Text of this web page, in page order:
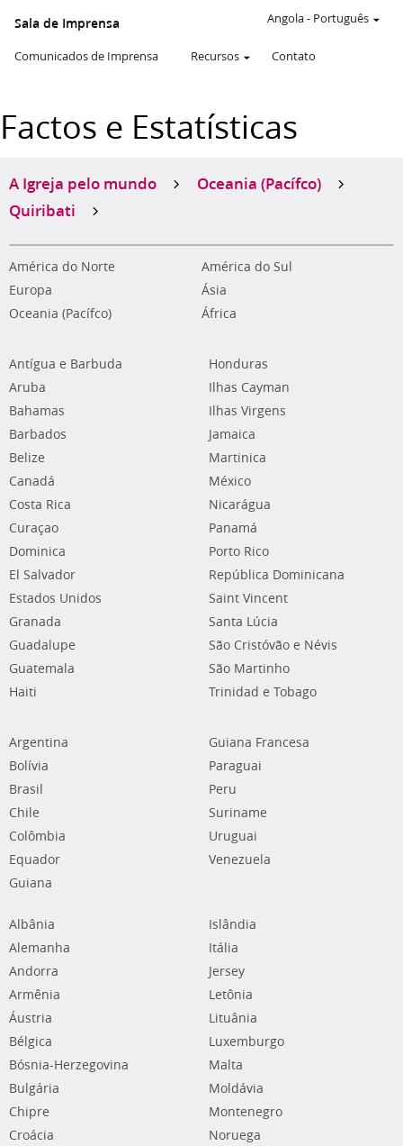
Sala de Imprensa
Comunicados de Imprensa Recursos Contato
Angola- Português
Factos e Estatísticas
A Igreja pelo mundo
Oceania (Pacífco)
Quiribati
América do Norte
América do Sul
Europa
Ásia
Oceania (Pacífco)
África
Antígua e Barbuda
Aruba
Bahamas
Barbados
Belize
Canadá
Costa Rica
Curaçao
Dominica
El Salvador
Estados Unidos
Granada
Guadalupe
Guatemala
Haiti
Honduras
Ilhas Cayman
Ilhas Virgens
Jamaica
Martinica
México
Nicarágua
Panamá
Porto Rico
República Dominicana
Saint Vincent
Santa Lúcia
São Cristóvão e Névis
São Martinho
Trinidad e Tobago
Argentina
Bolívia
Brasil
Chile
Colômbia
Equador
Guiana
Guiana Francesa
Paraguai
Peru
Suriname
Uruguai
Venezuela
Albânia
Alemanha
Andorra
Armênia
Áustria
Bélgica
Bósnia-Herzegovina
Bulgária
Chipre
Croácia
Islândia
Itália
Jersey
Letônia
Lituânia
Luxemburgo
Malta
Moldávia
Montenegro
Noruega